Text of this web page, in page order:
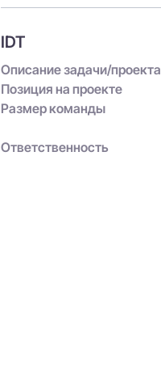
IDT
Описание задачи/проекта
Позиция на проекте
Размер команды
Ответственность